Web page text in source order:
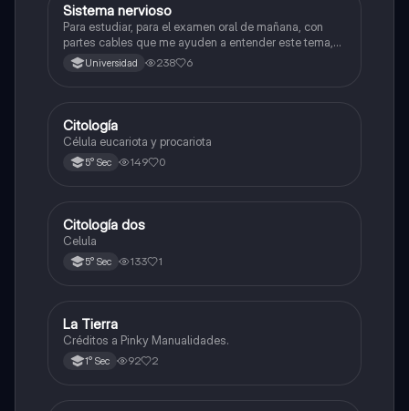
Biología
Sistema nervioso
Para estudiar, para el examen oral de mañana, con
partes cables que me ayuden a entender este tema,
porque se me complica un poco ya que el tema es
muy extenso y quisiera poder lograr entenderlo
Universidad 238 6
Ciencia y Tecnología
Citología
Célula eucariota y procariota
5° Sec 149 0
Ciencia y Tecnología
Citología dos
Celula
5° Sec 133 1
Biología
La Tierra
Créditos a Pinky Manualidades.
1° Sec 92 2